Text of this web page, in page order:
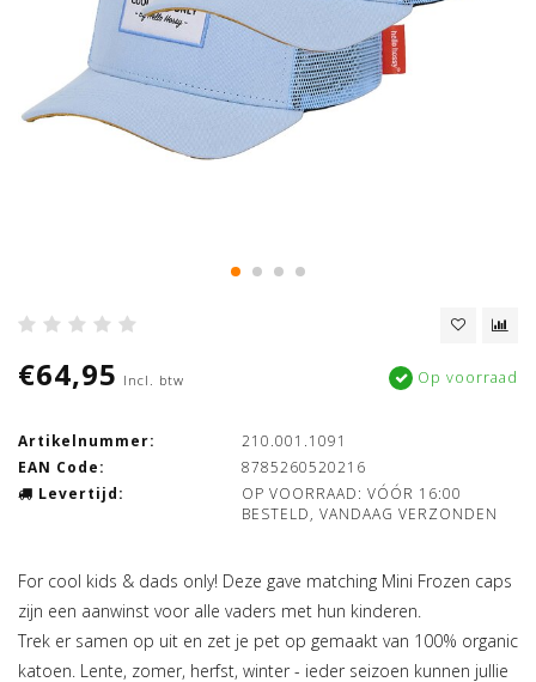
€64,95 Incl. btw Op voorraad
Artikelnummer:
210.001.1091
EAN Code:
8785260520216
Levertijd:
OP VOORRAAD: VÓÓR 16:00
BESTELD, VANDAAG VERZONDEN
For cool kids & dads only! Deze gave matching Mini Frozen caps
zijn een aanwinst voor alle vaders met hun kinderen.
Trek er samen op uit en zet je pet op gemaakt van 100% organic
katoen. Lente, zomer, herfst, winter - ieder seizoen kunnen jullie